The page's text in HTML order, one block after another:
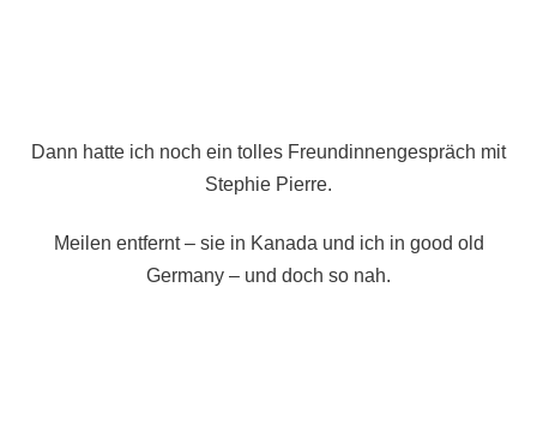
Dann hatte ich noch ein tolles Freundinnengespräch mit
Stephie Pierre.
Meilen entfernt – sie in Kanada und ich in good old
Germany – und doch so nah.